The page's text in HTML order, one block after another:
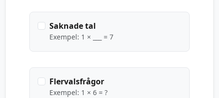
Saknade tal
Exempel: 1 × ___ = 7
Flervalsfrågor
Exempel: 1 × 6 = ?